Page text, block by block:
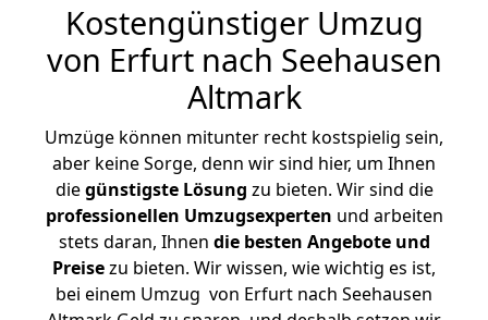
Kostengünstiger Umzug
von Erfurt nach Seehausen
Altmark
Umzüge können mitunter recht kostspielig sein,
aber keine Sorge, denn wir sind hier, um Ihnen
diegünstigste Lösung zu bieten. Wir sind die
professionellen Umzugsexperten und arbeiten
stets daran, Ihnen die besten Angebote und
Preisezu bieten. Wir wissen, wie wichtig es ist,
bei einem Umzug von Erfurt nach Seehausen